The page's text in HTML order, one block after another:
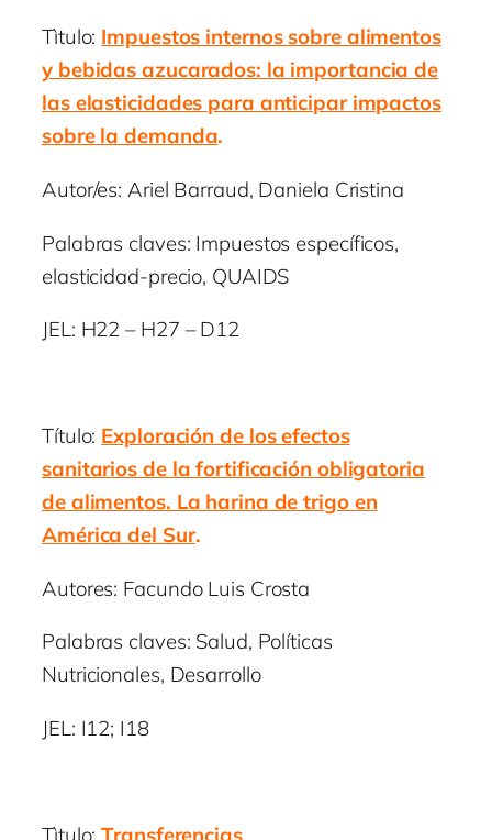
Tìtulo: Impuestos internos sobre alimentos
y bebidas azucarados: la importancia de
las elasticidades para anticipar impactos
sobre la demanda.
Autor/es: Ariel Barraud, Daniela Cristina
Palabras claves: Impuestos específicos,
elasticidad-precio, QUAIDS
JEL: H22 – H27 – D12
Título: Exploración de los efectos
sanitarios de la fortificación obligatoria
de alimentos. La harina de trigo en
América del Sur.
Autores: Facundo Luis Crosta
Palabras claves: Salud, Políticas
Nutricionales, Desarrollo
JEL: I12; I18
Tìtulo:Transferencias